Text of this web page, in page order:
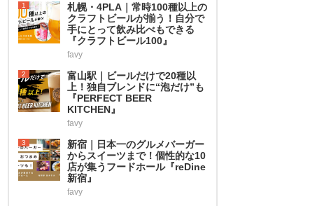
1
札幌・4PLA｜常時100種以上の
クラフトビールが揃う！自分で
手にとって飲み比べもできる
『クラフトビール100』
favy
2
富山駅｜ビールだけで20種以
上！独自ブレンドに“泡だけ”も
『PERFECT BEER
KITCHEN』
favy
3
新宿｜日本一のグルメバーガー
からスイーツまで！個性的な10
店が集うフードホール『reDine
新宿』
favy